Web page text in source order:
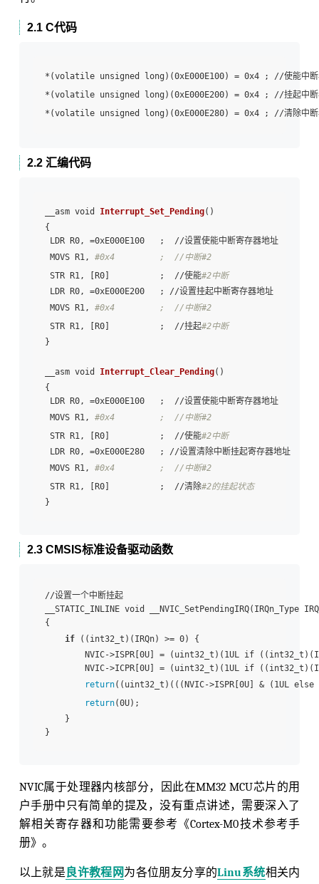
2.1 C代码
*(volatile unsigned long)(0xE000E100) = 0x4 ; //使能中断
*(volatile unsigned long)(0xE000E200) = 0x4 ; //挂起中断
*(volatile unsigned long)(0xE000E280) = 0x4 ; //清除中断
2.2 汇编代码
__asm void Interrupt_Set_Pending()
{
LDR R0, =0xE000E100   ;  //设置使能中断寄存器地址
MOVS R1, #0x4         ;  //中断#2
STR R1, [R0]          ;  //使能#2中断
LDR R0, =0xE000E200   ; //设置挂起中断寄存器地址
MOVS R1, #0x4         ;  //中断#2
STR R1, [R0]          ;  //挂起#2中断
}
__asm void Interrupt_Clear_Pending()
{
LDR R0, =0xE000E100   ;  //设置使能中断寄存器地址
MOVS R1, #0x4         ;  //中断#2
STR R1, [R0]          ;  //使能#2中断
LDR R0, =0xE000E280   ; //设置清除中断挂起寄存器地址
MOVS R1, #0x4         ;  //中断#2
STR R1, [R0]          ;  //清除#2的挂起状态
2.3 CMSIS标准设备驱动函数
//设置一个中断挂起
__STATIC_INLINE void __NVIC_SetPendingIRQ(IRQn_Type
{
if ((int32_t)(IRQn) >= 0) {
NVIC->ISPR[0U] = (uint32_t)(1UL if
NVIC->ICPR[0U] = (uint32_t)(1UL if
return((uint32_t)(((NVIC->ISPR[0U] & (1UL else
return(0U);
}
NVIC属于处理器内核部分，因此在MM32 MCU芯片的用
户手册中只有简单的提及，没有重点讲述，需要深入了
解相关寄存器和功能需要参考《Cortex-M0技术参考手
册》。
以上就是良许教程网为各位朋友分享的Linu系统相关内